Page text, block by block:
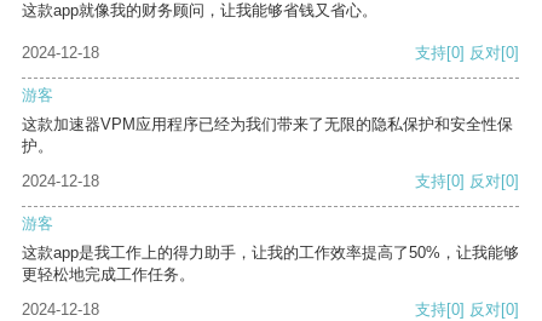
这款app就像我的财务顾问，让我能够省钱又省心。
2024-12-18 支持[0] 反对[0]
游客
这款加速器VPM应用程序已经为我们带来了无限的隐私保护和安全性保
护。
2024-12-18
支持[0] 反对[0]
游客
这款app是我工作上的得力助手，让我的工作效率提高了50%，让我能够
更轻松地完成工作任务。
2024-12-18
支持[0] 反对[0]